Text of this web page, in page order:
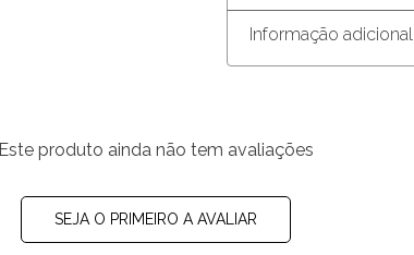
Informação adicional
Este produto ainda não tem avaliações
SEJA O PRIMEIRO A AVALIAR